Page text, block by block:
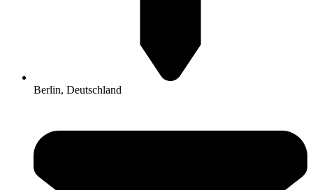
Berlin, Deutschland